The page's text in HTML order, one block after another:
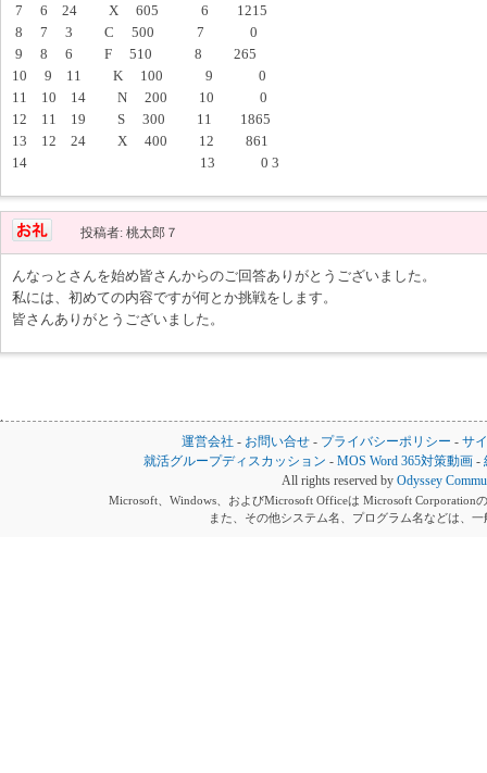
7 6 24 X 605 6 1215
8 7 3 C 500 7 0
9 8 6 F 510 8 265
10 9 11 K 100 9 0
11 10 14 N 200 10 0
12 11 19 S 300 11 1865
13 12 24 X 400 12 861
14 13 0 3
投稿者: 桃太郎７
んなっとさんを始め皆さんからのご回答ありがとうございました。
私には、初めての内容ですが何とか挑戦をします。
皆さんありがとうございました。
運営会社 - お問い合せ - プライバシーポリシー - サ
就活グループディスカッション -MOS Word 365対策動画 -
All rights reserved by Odyssey
Microsoft、Windows、およびMicrosoft Officeは Microsoft Corporation
また、その他システム名、プログラム名などは、